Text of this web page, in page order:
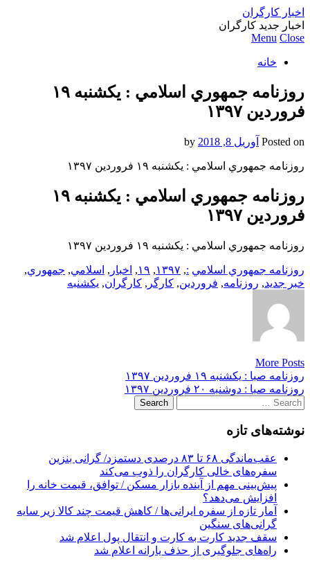
اخبار کارگران
اخبار جدید کارگران
Menu Close
خانه
روزنامه جمهوري اسلامي : یکشنبه‌ ۱۹
فروردين ۱۳۹۷
Posted on آوریل 8, 2018
روزنامه جمهوري اسلامي : یکشنبه‌ ۱۹ فروردين ۱۳۹۷
روزنامه جمهوري اسلامي : یکشنبه‌ ۱۹
فروردين ۱۳۹۷
روزنامه جمهوري اسلامي : یکشنبه‌ ۱۹ فروردين ۱۳۹۷
روزنامه جمهوري اسلامي :
, ۱۳۹۷, ۱۹, اخبار , اسلامي, جمهوري,
خبر جدید, روزنامه, فروردين, کارگر , کارگران, یکشنبه‌
More Posts
Post
navigation
روزنامه صبا : یکشنبه‌ ۱۹ فروردين ۱۳۹۷
روزنامه صبا : دوشنبه ۲۰ فروردين ۱۳۹۷
Search
for:
نوشته‌های تازه
عقب‌ماندگی ۶۸ تا ۸۳ درصدی دستمزد/ گرانی بنزین
سفره‌های خالی کارگران را ذوب می‌کند
پیش‌بینی مهم از آینده بازار مسکن / توافق، قیمت خانه را
افزایش می‌دهد؟
آمار تازه از سفره ایرانی‌ها / کاهش قیمت چند کالا زیر سایه
گرانی‌های سنگین
سقف جدید کارت به کارت و انتقال پول اعلام شد
راه‌های جلوگیری از حذف یارانه اعلام شد